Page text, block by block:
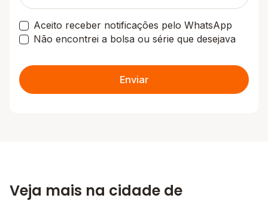
Aceito receber notificações pelo WhatsApp
Não encontrei a bolsa ou série que desejava
Enviar
Veja mais na cidade de